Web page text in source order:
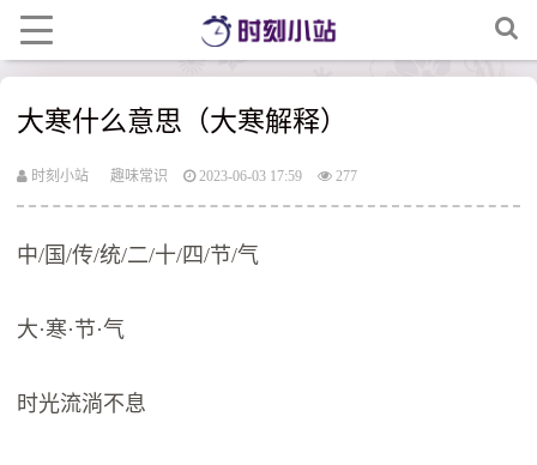
大寒什么意思（大寒解释）
时刻小站 趣味常识 2023-06-03 17:59 277
中/国/传/统/二/十/四/节/气
大·寒·节·气
时光流淌不息